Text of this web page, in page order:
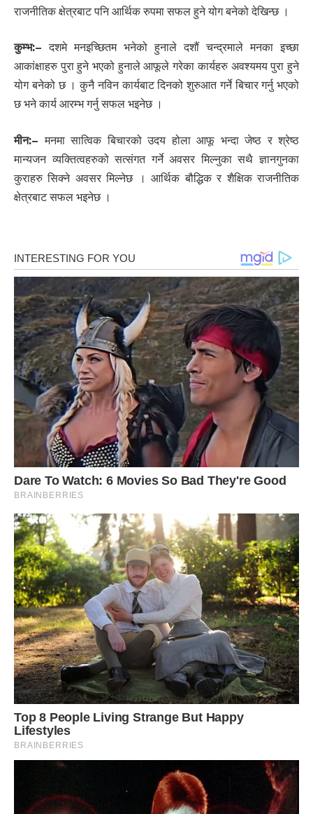
राजनीतिक क्षेत्रबाट पनि आर्थिक रुपमा सफल हुने योग बनेको देखिन्छ ।
कुम्भ:– दशमे मनइच्छितम भनेको हुनाले दशौं चन्द्रमाले मनका इच्छा
आकांक्षाहरु पुरा हुने भएको हुनाले आफूले गरेका कार्यहरु अवश्यमय पुरा हुने
योग बनेको छ । कुनै नविन कार्यबाट दिनको शुरुआत गर्ने बिचार गर्नु भएको
छ भने कार्य आरम्भ गर्नु सफल भइनेछ ।
मीन:– मनमा सात्विक बिचारको उदय होला आफू भन्दा जेष्ठ र श्रेष्ठ
मान्यजन व्यक्तित्वहरुको सत्संगत गर्ने अवसर मिल्नुका सथै ज्ञानगुनका
कुराहरु सिक्ने अवसर मिल्नेछ । आर्थिक बौद्धिक र शैक्षिक राजनीतिक
क्षेत्रबाट सफल भइनेछ ।